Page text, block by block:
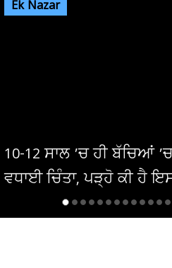
Ek Nazar
ਅਦਾਕਾਰ ਤੋਂ ਸਿਆਸਤਦਾਨ
ਦਿਹਾਂਤ, ਅਮਰੀਕਾ 'ਚ ਲਏ